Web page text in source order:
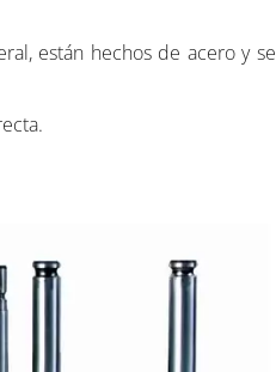
están hechos de acero y se